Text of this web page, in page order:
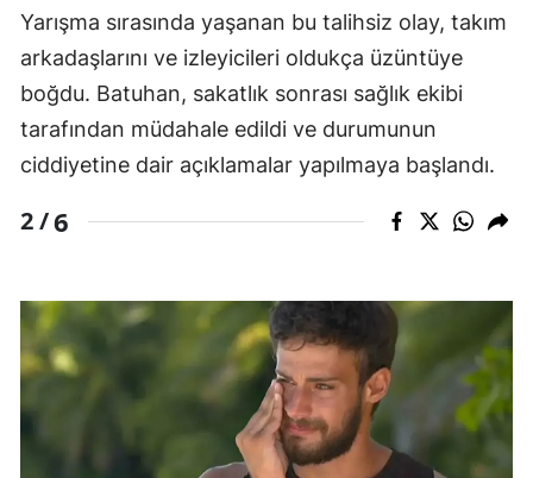
Yarışma sırasında yaşanan bu talihsiz olay, takım
arkadaşlarını ve izleyicileri oldukça üzüntüye
boğdu. Batuhan, sakatlık sonrası sağlık ekibi
tarafından müdahale edildi ve durumunun
ciddiyetine dair açıklamalar yapılmaya başlandı.
2 /6